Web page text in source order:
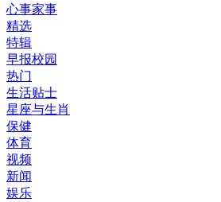
心事家事
精选
特辑
早报校园
热门
生活贴士
星座与生肖
保健
体育
视频
新闻
娱乐